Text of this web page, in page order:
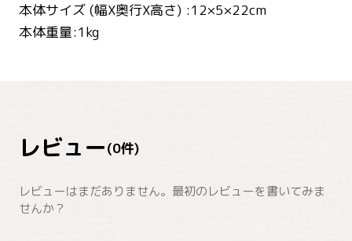
本体サイズ (幅X奥行X高さ) :12×5×22cm
本体重量:1kg
レビュー(0件)
レビューはまだありません。最初のレビューを書いてみま
せんか？